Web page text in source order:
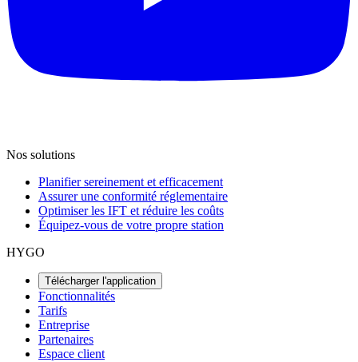
Nos solutions
Planifier sereinement et efficacement
Assurer une conformité réglementaire
Optimiser les IFT et réduire les coûts
Équipez-vous de votre propre station
HYGO
Télécharger l'application
Fonctionnalités
Tarifs
Entreprise
Partenaires
Espace client